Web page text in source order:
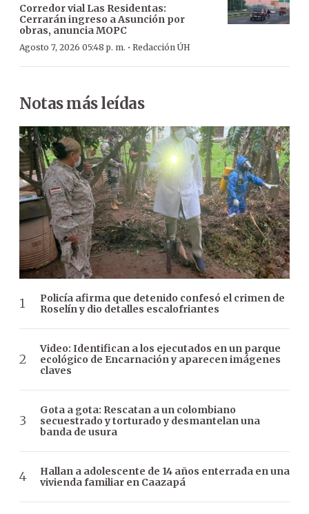
Corredor vial Las Residentas:
Cerrarán ingreso a Asunción por
obras, anuncia MOPC
Agosto 7, 2026 05:48 p. m. · Redacción ÚH
Notas más leídas
Policía afirma que detenido confesó el crimen de
Roselín y dio detalles escalofriantes
Video: Identifican a los ejecutados en un parque
ecológico de Encarnación y aparecen imágenes
claves
Gota a gota: Rescatan a un colombiano
secuestrado y torturado y desmantelan una
banda de usura
Hallan a adolescente de 14 años enterrada en una
vivienda familiar en Caazapá